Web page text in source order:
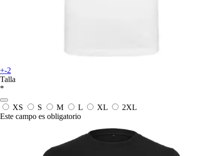
+-2
Talla
*
XS S M L XL
2XL
Este campo es obligatorio